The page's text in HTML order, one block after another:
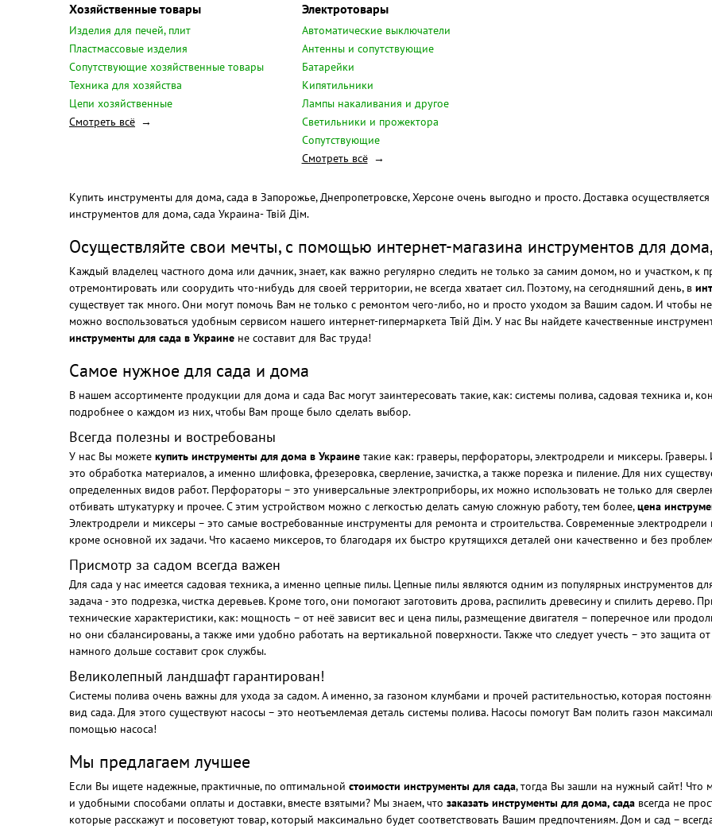
Хозяйственные товары
Изделия для печей, плит
Пластмассовые изделия
Сопутствующие хозяйственные товары
Техника для хозяйства
Цепи хозяйственные
Смотреть всё
Электротовары
Автоматические выключатели
Антенны и сопутствующие
Батарейки
Кипятильники
Лампы накаливания и другое
Светильники и прожектора
Сопутствующие
Смотреть всё
Купить инструменты для дома, сада в Запорожье, Днепропетровске, Херсоне очень выгодно и просто. Доставка
инструментов для дома, сада Украина- Твій Дім.
Осуществляйте свои мечты, с помощью интернет-магазина инструментов для
Каждый владелец частного дома или дачник, знает, как важно регулярно следить не только за самим домом, но и участком, к
отремонтировать или соорудить что-нибудь для своей территории, не всегда хватает сил. Поэтому, на сегодняшний день, в
существует так много. Они могут помочь Вам не только с ремонтом чего-либо, но и просто уходом за Вашим садом. И чтобы
можно воспользоваться удобным сервисом нашего интернет-гипермаркета Твій Дім. У нас Вы найдете качественные
инструменты для сада в Украине не составит для Вас труда!
Самое нужное для сада и дома
В нашем ассортименте продукции для дома и сада Вас могут заинтересовать такие, как: системы полива, садовая техника и,
подробнее о каждом из них, чтобы Вам проще было сделать выбор.
Всегда полезны и востребованы
У нас Вы можете купить инструменты для дома в Украине такие как: граверы, перфораторы, электродрели и миксеры.
это обработка материалов, а именно шлифовка, фрезеровка, сверление, зачистка, а также порезка и пиление. Для них
определенных видов работ. Перфораторы – это универсальные электроприборы, их можно использовать не только для
отбивать штукатурку и прочее. С этим устройством можно с легкостью делать самую сложную работу, тем более,цена
Электродрели и миксеры – это самые востребованные инструменты для ремонта и строительства. Современные
кроме основной их задачи. Что касаемо миксеров, то благодаря их быстро крутящихся деталей они качественно и без
Присмотр за садом всегда важен
Для сада у нас имеется садовая техника, а именно цепные пилы. Цепные пилы являются одним из популярных инструментов
задача - это подрезка, чистка деревьев. Кроме того, они помогают заготовить дрова, распилить древесину и спилить дерево.
технические характеристики, как: мощность – от неё зависит вес и цена пилы, размещение двигателя – поперечное или
но они сбалансированы, а также ими удобно работать на вертикальной поверхности. Также что следует учесть – это защита от
намного дольше составит срок службы.
Великолепный ландшафт гарантирован!
Системы полива очень важны для ухода за садом. А именно, за газоном клумбами и прочей растительностью, которая
вид сада. Для этого существуют насосы – это неотъемлемая деталь системы полива. Насосы помогут Вам полить газон
помощью насоса!
Мы предлагаем лучшее
Если Вы ищете надежные, практичные, по оптимальной стоимости инструменты для сада, тогда Вы зашли на нужный сайт!
и удобными способами оплаты и доставки, вместе взятыми? Мы знаем, что заказать инструменты для дома, сада всегда не
которые расскажут и посоветуют товар, который максимально будет соответствовать Вашим предпочтениям. Дом и сад –